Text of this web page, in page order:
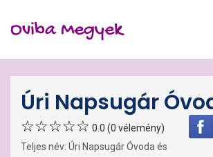
Oviba Megyek
Úri Napsugár
0.0 (0 vélemény)
Teljes név: Úri Napsugár Óvoda és